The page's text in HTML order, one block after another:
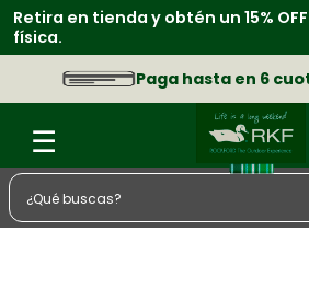
Retira en tienda y obtén un 15%
física.
Paga hasta en 6
¿Qué buscas?